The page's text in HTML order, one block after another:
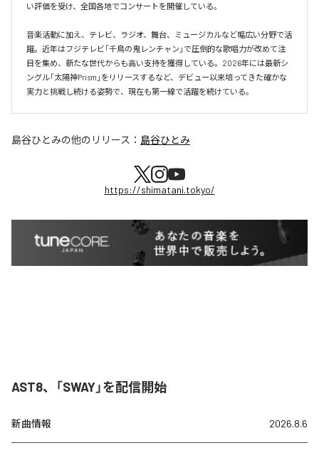
い評価を受け、全国各地でコンサートを開催している。
音楽活動に加え、テレビ、ラジオ、舞台、ミュージカルなど幅広い分野で活
躍。近年はフジテレビ「千鳥の鬼レンチャン」で圧倒的な歌唱力が改めて注
目を集め、新たな世代からも高い支持を獲得している。2026年には最新シ
ングル「太陽神Prism」をリリースするなど、デビュー以来培ってきた確かな
実力と挑戦し続ける姿勢で、現在も第一線で活躍を続けている。
島谷ひとみの他のリリース： 島谷ひとみ
https://shimatani.tokyo/
AST8、「SWAY」を配信開始
新曲情報 2026.8.6